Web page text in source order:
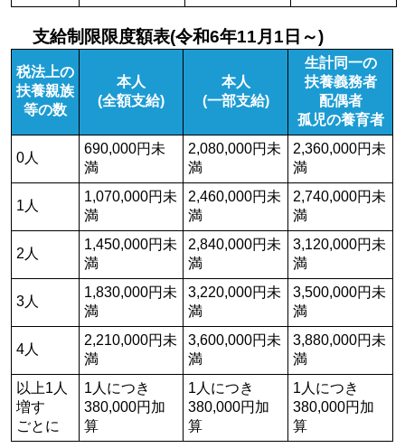
支給制限限度額表(令和6年11月1日～)
税法上の
扶養親族
等の数
本人
(全額支給)
本人
(一部支給)
生計同一の
扶養義務者
配偶者
孤児の養育者
0人
690,000円未
満
2,080,000円未
満
2,360,000円未
満
1人
1,070,000円未
満
2,460,000円未
満
2,740,000円未
満
2人
1,450,000円未
満
2,840,000円未
満
3,120,000円未
満
3人
1,830,000円未
満
3,220,000円未
満
3,500,000円未
満
4人
2,210,000円未
満
3,600,000円未
満
3,880,000円未
満
以上1人
増す
ごとに
1人につき
380,000円加
算
1人につき
380,000円加
算
1人につき
380,000円加
算